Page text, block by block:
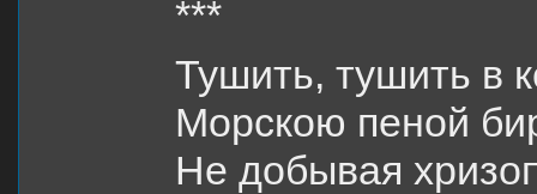
***
Тушить, тушить в
Морскою пеной
Не добывая